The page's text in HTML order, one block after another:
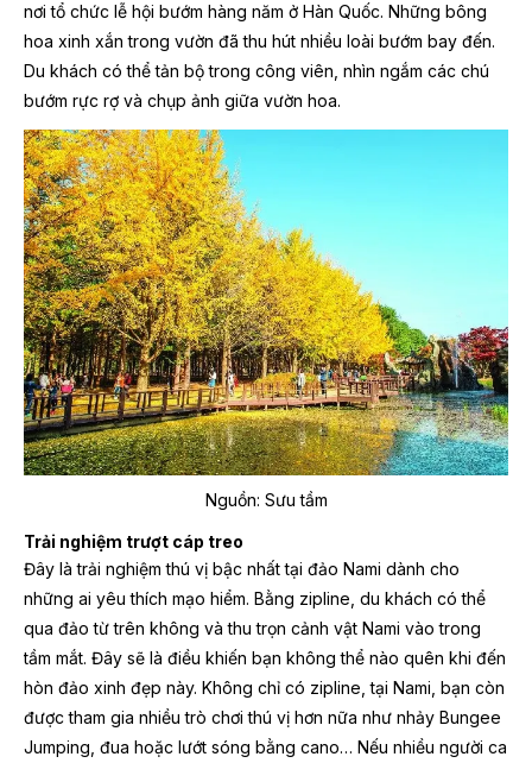
nơi tổ chức lễ hội bướm hàng năm ở Hàn Quốc. Những bông
hoa xinh xắn trong vườn đã thu hút nhiều loài bướm bay đến.
Du khách có thể tản bộ trong công viên, nhìn ngắm các chú
bướm rực rợ và chụp ảnh giữa vườn hoa.
Nguồn: Sưu tầm
Trải nghiệm trượt cáp treo
Đây là trải nghiệm thú vị bậc nhất tại đảo Nami dành cho
những ai yêu thích mạo hiểm. Bằng zipline, du khách có thể
qua đảo từ trên không và thu trọn cảnh vật Nami vào trong
tầm mắt. Đây sẽ là điều khiến bạn không thể nào quên khi đến
hòn đảo xinh đẹp này. Không chỉ có zipline, tại Nami, bạn còn
được tham gia nhiều trò chơi thú vị hơn nữa như nhảy Bungee
Jumping, đua hoặc lướt sóng bằng cano… Nếu nhiều người ca